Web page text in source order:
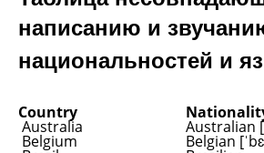
написанию и
национальностей и
Country
Australia Australian
Belgium Belgian